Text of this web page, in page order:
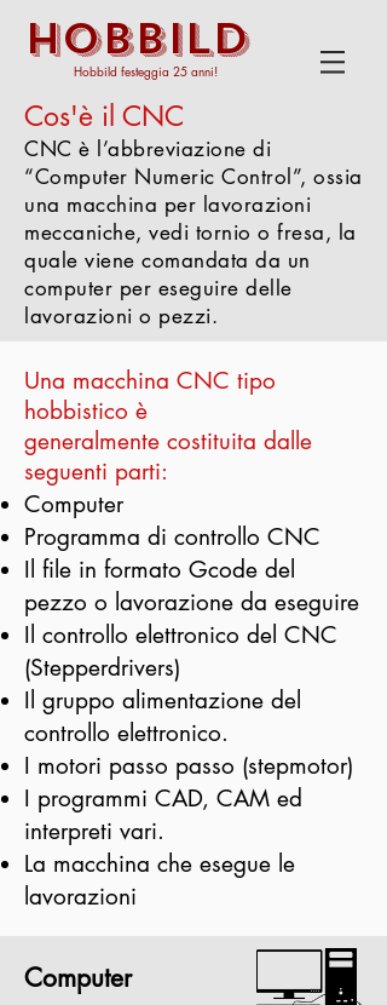
HOBBILD
Hobbild festeggia 25 anni!
Cos'è il CNC
CNC è l’abbreviazione di
“Computer Numeric Control”, ossia
una macchina per lavorazioni
meccaniche, vedi tornio o fresa, la
quale viene comandata da un
computer per eseguire delle
lavorazioni o pezzi.
Una macchina CNC tipo
hobbistico è
generalmente costituita dalle
seguenti parti:
Computer
Programma di controllo CNC
Il file in formato Gcode del
pezzo o lavorazione da eseguire
Il controllo elettronico del CNC
(Stepperdrivers)
Il gruppo alimentazione del
controllo elettronico.
I motori passo passo (stepmotor)
I programmi CAD, CAM ed
interpreti vari.
La macchina che esegue le
lavorazioni
Computer